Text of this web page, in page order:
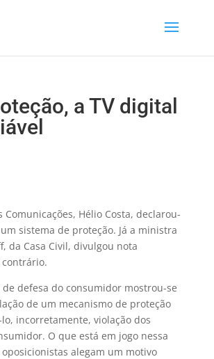
a TV digital
Comunicações, Hélio Costa, declarou-
sistema de proteção. Já a ministra
da Casa Civil, divulgou nota
defesa do consumidor mostrou-se
de um mecanismo de proteção
incorretamente, violação dos
O que está em jogo nessa
oposicionistas alegam um motivo